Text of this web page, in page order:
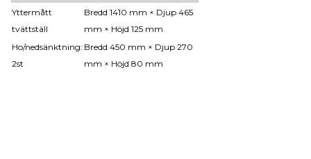
Yttermått
tvättställ
Bredd 1410 mm × Djup 465
mm × Höjd 125 mm
Ho/nedsänktning:
2st
Bredd 450 mm × Djup 270
mm × Höjd 80 mm